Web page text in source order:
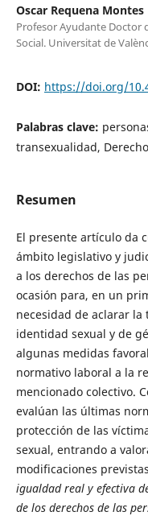
Oscar Requena Montes
Profesor Ayudante Doctor
Social. Universitat de
DOI: https://doi.org/
Palabras clave:
transexualidad,
Resumen
El presente artículo da
ámbito legislativo y
a los derechos de las
ocasión para, en un
necesidad de aclarar
identidad sexual y de
algunas medidas
normativo laboral a la
mencionado colectivo.
evalúan las últimas
protección de las
sexual, entrando a
modificaciones
igualdad real y efectiva
de los derechos de las